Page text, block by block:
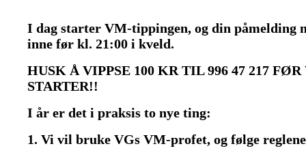
I dag starter VM-tippingen, og din påmelding
inne før kl. 21:00 i kveld.
HUSK Å VIPPSE 100 KR TIL 996 47 217
STARTER!!
I år er det i praksis to nye ting:
1. Vi vil bruke VGs VM-profet, og følge